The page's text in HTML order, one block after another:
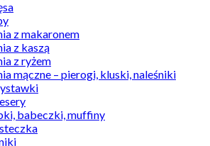
z makaronem
z kaszą
z ryżem
mączne – pierogi, kluski, naleśniki
babeczki, muffiny